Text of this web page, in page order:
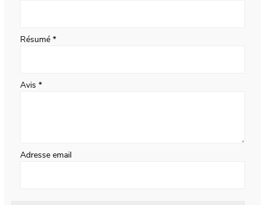
Résumé
Avis
Adresse email